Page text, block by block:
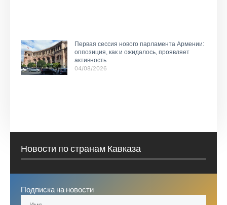
Первая сессия нового парламента Армении:
оппозиция, как и ожидалось, проявляет
активность
04/08/2026
Новости по странам Кавказа
Подписка на новости